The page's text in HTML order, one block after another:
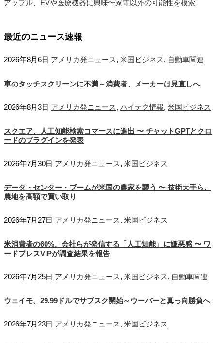
アップル、EVや医療機器に興味〜家電以外の可能性を模索
最近のニュース速報
2026年8月6日 アメリカ発ニュース, 米国ビジネス, 自動車関連
車のタッチスクリーンに不満～消費者、メーカーは見直しへ
2026年8月3日 アメリカ発ニュース, ハイテク情報, 米国ビジネス
スクエア、人工知能検索コマースに進出 〜 チャットGPTとクロ
ードのプラグインを発表
2026年7月30日 アメリカ発ニュース, 米国ビジネス
データ・センター・ブームが米国の農家を襲う 〜 技術大手ら、
農地を高額で買い取り
2026年7月27日 アメリカ発ニュース, 米国ビジネス
米消費者の60%、会社らが発信する「人工知能」に嫌悪感 〜 ワ
ードプレスVIPが調査結果を報告
2026年7月25日 アメリカ発ニュース, 米国ビジネス, 自動車関連
ウェイモ、29.99ドルでサブスク開始～ウーバーと真っ向勝負へ
2026年7月23日 アメリカ発ニュース, 米国ビジネス